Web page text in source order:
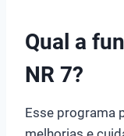
Qual a
NR 7?
Esse programa